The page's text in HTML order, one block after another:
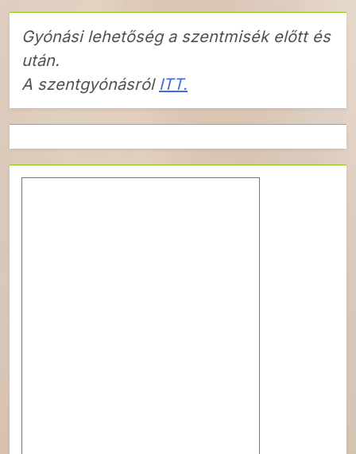
Gyónási lehetőség a szentmisék előtt és
után.
A szentgyónásról ITT.